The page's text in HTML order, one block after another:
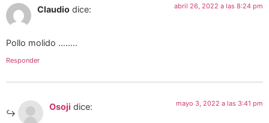
Claudio dice: abril 26, 2022 a las 8:24 pm
Pollo molido ……..
Responder
Osoji dice: mayo 3, 2022 a las 3:41 pm